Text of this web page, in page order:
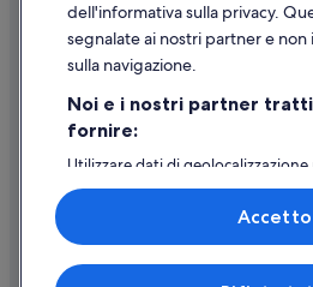
Come cancellare un volo
Come modificare la prenotazione di un
Utilizzare un coupon Expedia
Documenti per i viaggi internazionali
dell'informativa sulla privacy.
segnalate ai nostri partner e
sulla navigazione.
Noi e i nostri partner
fornire:
Utilizzare dati di geolocalizzazione
delle caratteristiche del
dell’identificazione. Archiviare
e/o accedervi. Pubblicità e
misurazione delle prestazioni dei
annunci, ricerche sul pubblico,
Accetto